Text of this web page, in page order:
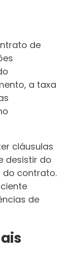
de
a taxa
cláusulas
desistir do
do contrato.
de